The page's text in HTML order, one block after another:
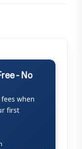
- No
when
first